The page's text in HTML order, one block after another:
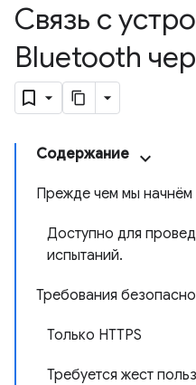
Связь с
Bluetooth
Содержание
Прежде чем мы начнём
Доступно для
испытаний.
Требования
Только HTTPS
Требуется жест